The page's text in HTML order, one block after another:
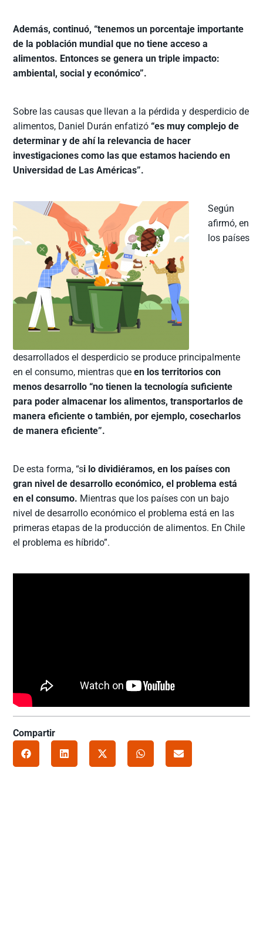
Además, continuó, “tenemos un porcentaje importante
de la población mundial que no tiene acceso a
alimentos. Entonces se genera un triple impacto:
ambiental, social y económico”.
Sobre las causas que llevan a la pérdida y desperdicio de
alimentos, Daniel Durán enfatizó“es muy complejo de
determinar y de ahí la relevancia de hacer
investigaciones como las que estamos haciendo en
Universidad de Las Américas”.
Según
afirmó, en
los países
desarrollados el desperdicio se produce principalmente
en el consumo, mientras queen los territorios con
menos desarrollo “no tienen la tecnología suficiente
para poder almacenar los alimentos, transportarlos de
manera eficiente o también, por ejemplo, cosecharlos
de manera eficiente”.
De esta forma, “si lo dividiéramos, en los países con
gran nivel de desarrollo económico, el problema está
en el consumo. Mientras que los países con un bajo
nivel de desarrollo económico el problema está en las
primeras etapas de la producción de alimentos. En Chile
el problema es híbrido”.
Compartir